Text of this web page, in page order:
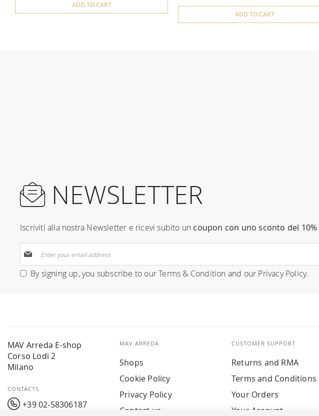
ADD TO CART
ADD TO CART
NEWSLETTER
Iscriviti alla nostra Newsletter e ricevi subito un coupon con uno sconto del 10%
Up
for By signing up, you subscribe to ourTerms & Condition and our Privacy Policy.
MAV Arreda E-shop
Corso Lodi 2
Milano
CONTACTS
+39 02-58306187
MAV ARREDA
Shops
Cookie Policy
Privacy Policy
Contact us
CUSTOMER SUPPORT
Returns and RMA
Terms and Conditions
Your Orders
Your Account